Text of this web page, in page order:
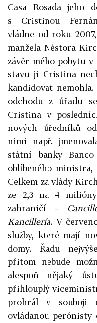
Casa Rosada jeho
s Cristinou
vládne od roku
manžela Néstora
závěr mého pobytu
stavu ji Cristina
kandidovat
odchodu z úřadu
Cristina v
nových úředníků
nimi např.
státní banky
oblíbeného ministra,
Celkem za vlády
ze 2,3 na 4 milióny
zahraničí –
Kancillería. V
služby, které mají
domy. Řadu
přitom nebude
alespoň nějaký
přihlouplý
prohrál v souboji
ovládanou perónisty